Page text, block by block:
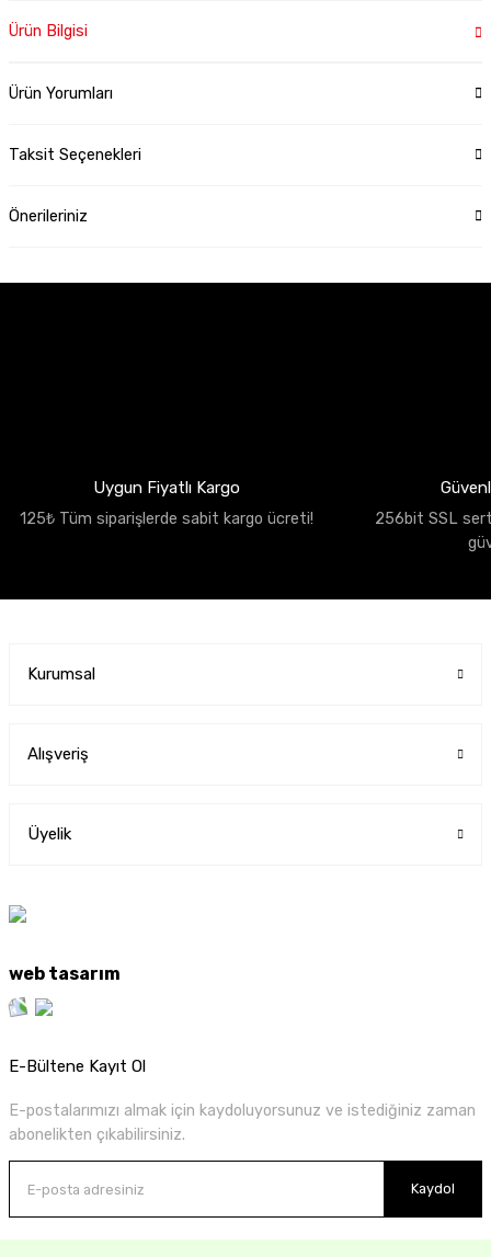
Ürün Bilgisi
Ürün Yorumları
Taksit Seçenekleri
Önerileriniz
Uygun Fiyatlı Kargo
125₺ Tüm siparişlerde sabit kargo ücreti!
256bit SSL
Kurumsal
Alışveriş
Üyelik
web tasarım
E-Bültene Kayıt Ol
E-postalarımızı almak için kaydoluyorsunuz ve istediğiniz zaman
abonelikten çıkabilirsiniz.
Kaydol